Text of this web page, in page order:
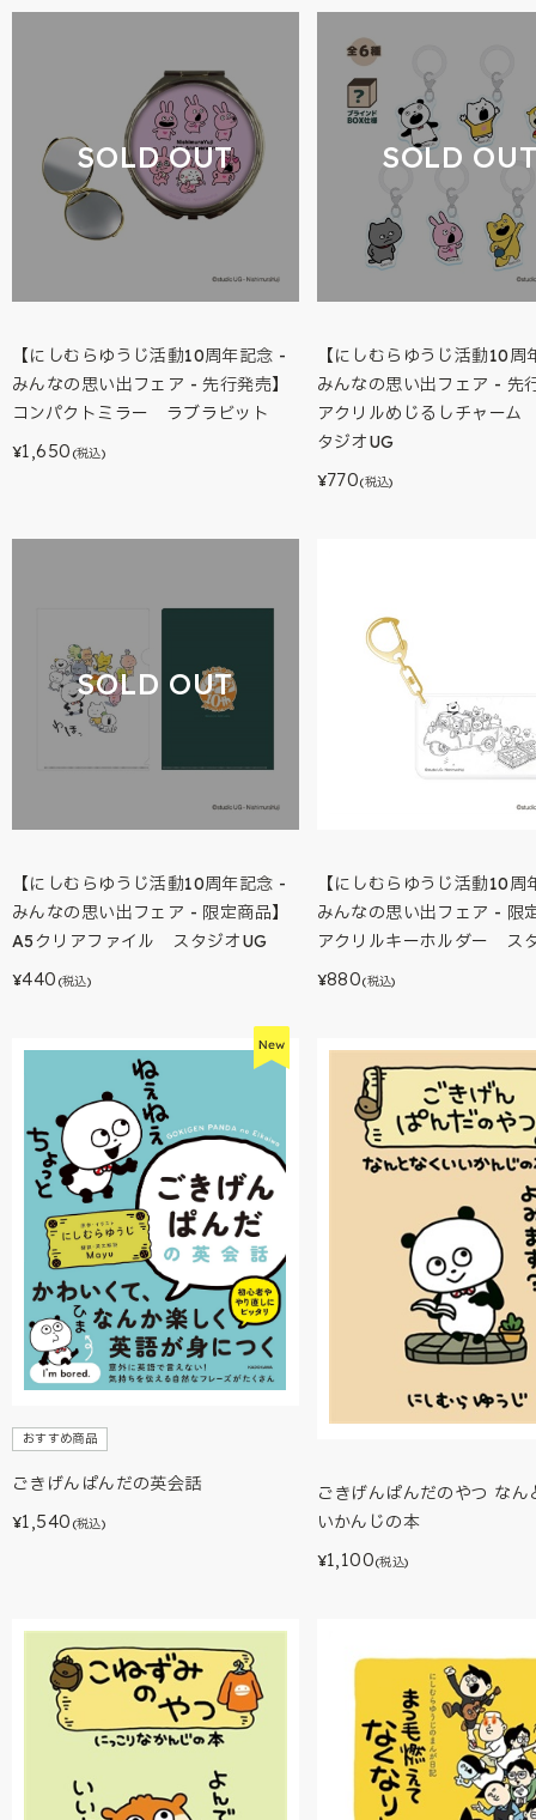
SOLD OUT
【にしむらゆうじ活動10周年記念 -
みんなの思い出フェア - 先行発売】
コンパクトミラー ラブラビット
¥1,650 (税込)
SOLD
【にしむらゆうじ活動10周
みんなの思い出フェア - 先
アクリルめじるしチャー
タジオUG
¥770(税込)
SOLD OUT
【にしむらゆうじ活動10周年記念 -
みんなの思い出フェア - 限定商品】
A5クリアファイル スタジオUG
¥440 (税込)
【にしむらゆうじ活動10周
みんなの思い出フェア - 限
アクリルキーホルダー ス
¥880(税込)
おすすめ商品
ごきげんぱんだの英会話
¥1,540 (税込)
ごきげんぱんだのやつ なん
いかんじの本
¥1,100(税込)